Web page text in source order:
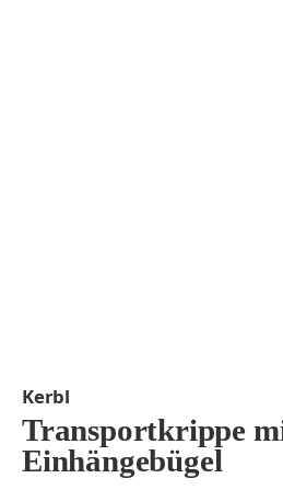
Kerbl
Transportkrippe
Einhängebügel